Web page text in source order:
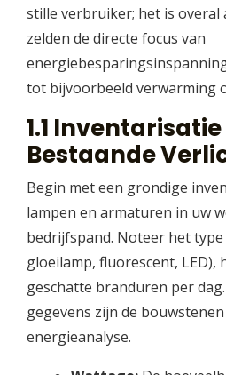
stille verbruiker; het is overal
zelden de directe focus van
tot bijvoorbeeld verwarming
1.1
Bestaande
Begin met een grondige
lampen en armaturen in uw
bedrijfspand. Noteer het
gloeilamp, fluorescent, LED),
geschatte branduren per
gegevens zijn de
energieanalyse.